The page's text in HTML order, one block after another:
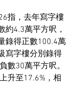
指，去年寫字樓
約4.3萬平方呎，
錄得正數100.4萬
寫字樓分別錄得
數30萬平方呎。
升至17.6%，相